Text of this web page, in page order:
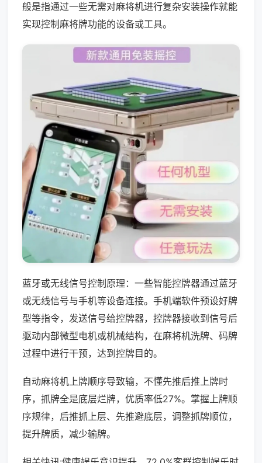
般是指通过一些无需对麻将机进行复杂安装操作就能
实现控制麻将牌功能的设备或工具。
蓝牙或无线信号控制原理：一些智能控牌器通过蓝牙
或无线信号与手机等设备连接。手机端软件预设好牌
型等指令，发送信号给控牌器，控牌器接收到信号后
驱动内部微型电机或机械结构，在麻将机洗牌、码牌
过程中进行干预，达到控牌目的。
自动麻将机上牌顺序导致输，不懂先推后推上牌时
序，抓牌全是底层烂牌，优质率低27%。掌握上牌顺
序规律，后推抓上层、先推避底层，调整抓牌顺位，
提升牌质，减少输牌。